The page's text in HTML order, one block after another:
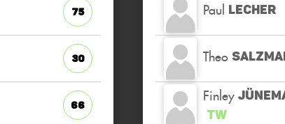
75
30
66
Paul LECHER
Theo
Finley
TW